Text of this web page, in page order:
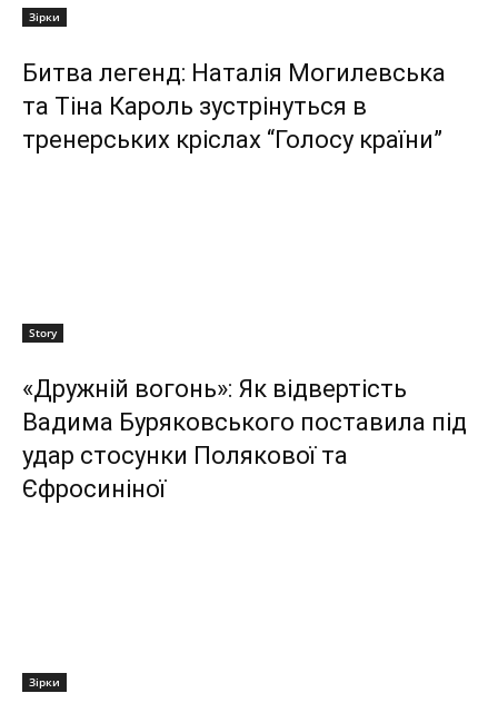
Зірки
Битва легенд: Наталія Могилевська
та Тіна Кароль зустрінуться в
тренерських кріслах “Голосу країни”
Story
«Дружній вогонь»: Як відвертість
Вадима Буряковського поставила під
удар стосунки Полякової та
Єфросиніної
Зірки